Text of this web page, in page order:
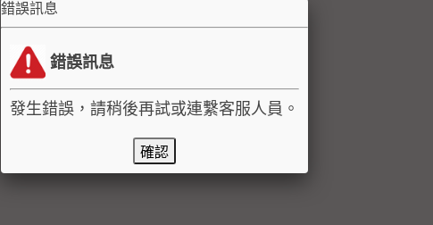
錯誤訊息
錯誤訊息
發生錯誤，請稍後再試或連繫客服人員。
確認